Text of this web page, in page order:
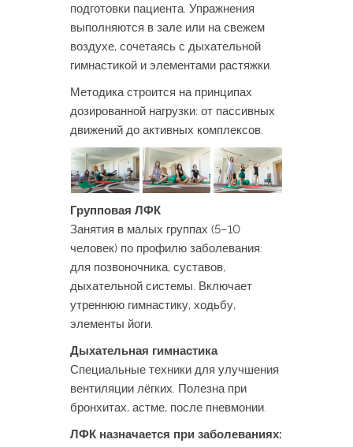
подготовки пациента. Упражнения
выполняются в зале или на свежем
воздухе, сочетаясь с дыхательной
гимнастикой и элементами растяжки.
Методика строится на принципах
дозированной нагрузки: от пассивных
движений до активных комплексов.
Групповая ЛФК
Занятия в малых группах (5–10
человек) по профилю заболевания:
для позвоночника, суставов,
дыхательной системы. Включает
утреннюю гимнастику, ходьбу,
элементы йоги.
Дыхательная гимнастика
Специальные техники для улучшения
вентиляции лёгких. Полезна при
бронхитах, астме, после пневмонии.
ЛФК назначается при заболеваниях: